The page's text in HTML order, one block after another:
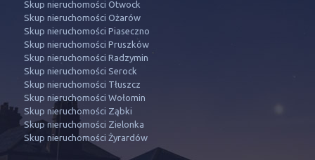
Skup nieruchomości Otwock
Skup nieruchomości Ożarów
Skup nieruchomości Piaseczno
Skup nieruchomości Pruszków
Skup nieruchomości Radzymin
Skup nieruchomości Serock
Skup nieruchomości Tłuszcz
Skup nieruchomości Wołomin
Skup nieruchomości Ząbki
Skup nieruchomości Zielonka
Skup nieruchomości Żyrardów